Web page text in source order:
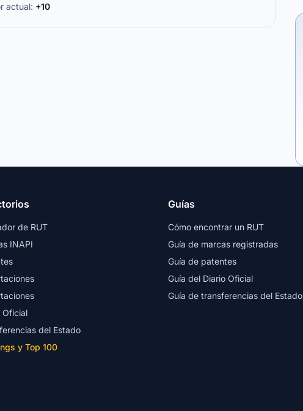
actual: +10
de RUT
INAPI
Oficial
del Estado
y Top 100
Guías
Cómo encontrar un RUT
Guía de marcas registradas
Guía de patentes
Guía del Diario Oficial
Guía de transferencias del Estado